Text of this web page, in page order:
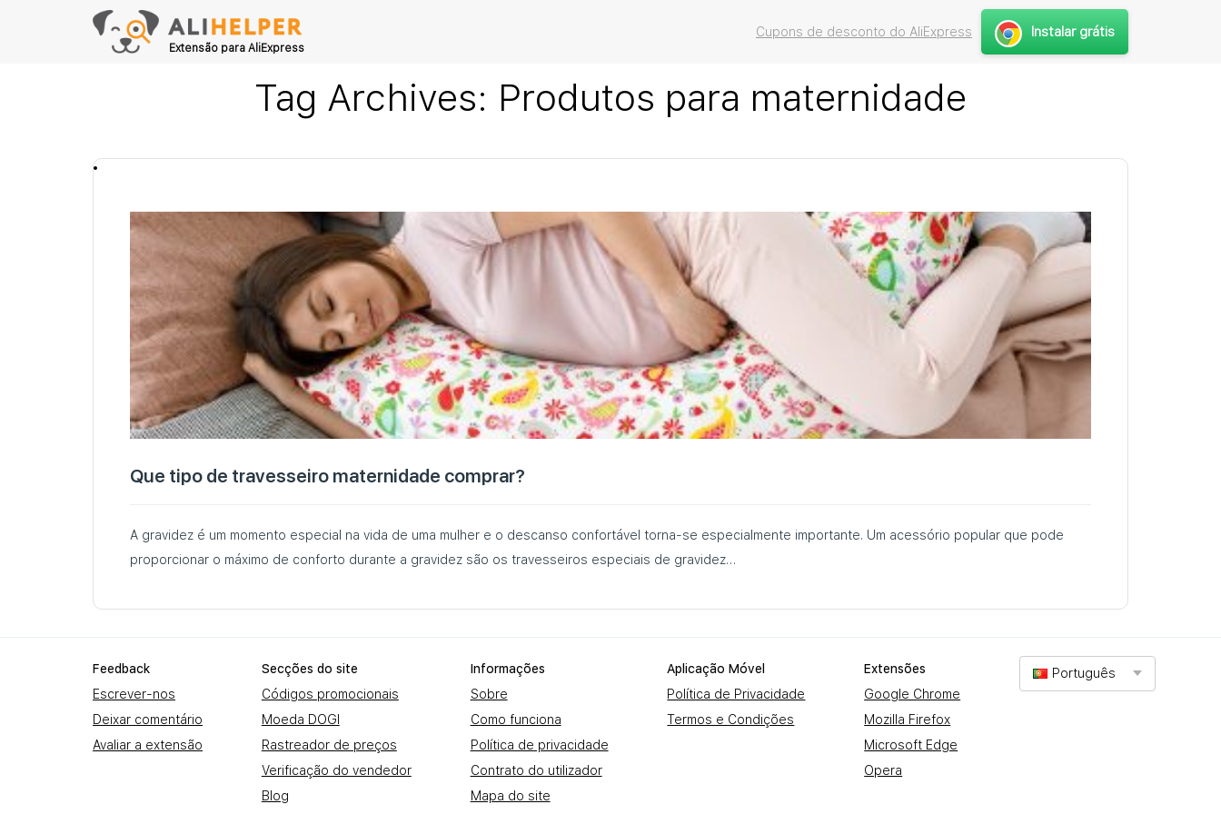
Extensão para AliExpress
Cupons de desconto do AliExpress Instalar grátis
Tag Archives: Produtos para maternidade
Que tipo de travesseiro maternidade comprar?
A gravidez é um momento especial na vida de uma mulher e o descanso confortável torna-se especialmente importante. Um acessório popular que pode
proporcionar o máximo de conforto durante a gravidez são os travesseiros especiais de gravidez…
Fеedback
Escrever-nos
Deixar comentário
Avaliar a extensão
Secções do site
Códigos promocionais
Moeda DOGI
Rastreador de preços
Verificação do vendedor
Blog
Informações
Sobre
Como funciona
Política de privacidade
Contrato do utilizador
Mapa do site
Aplicação Móvel
Política de Privacidade
Termos e Condições
Extensões
Google Chrome
Mozilla Firefox
Microsoft Edge
Opera
Português